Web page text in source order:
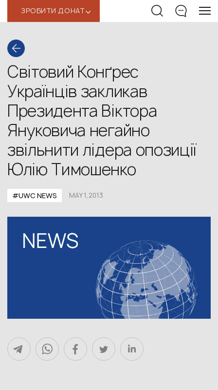
ЗРОБИТИ ДОНАТ‹
Світовий Конґрес
Українців закликав
Президента Віктора
Януковича негайно
звільнити лідера опозиції
Юлію Тимошенко
#UWC NEWS MAY 1,2013